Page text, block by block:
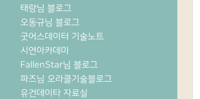
태랑님 블로그
오동규님 블로그
굿어스데이터 기술노트
시연아카데미
FallenStar님 블로그
파즈님 오라클기술블로그
유건데이타 자료실